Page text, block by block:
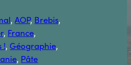
, AOP, Brebis
, France
!, Géographie
, Pâte